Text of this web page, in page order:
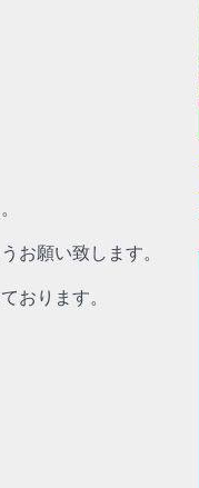
お願い致します。
おります。